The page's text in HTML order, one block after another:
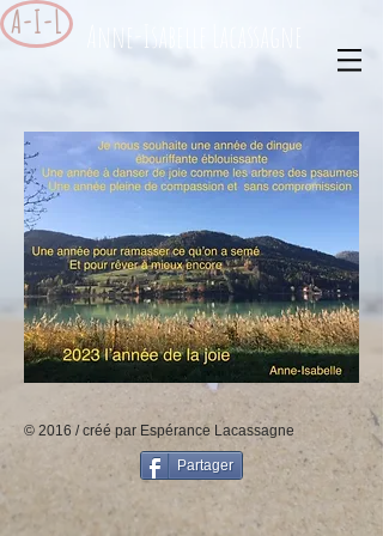
A-I-L Anne-Isabelle Lacassagne
© 2016 / créé par Espérance Lacassagne
Partager